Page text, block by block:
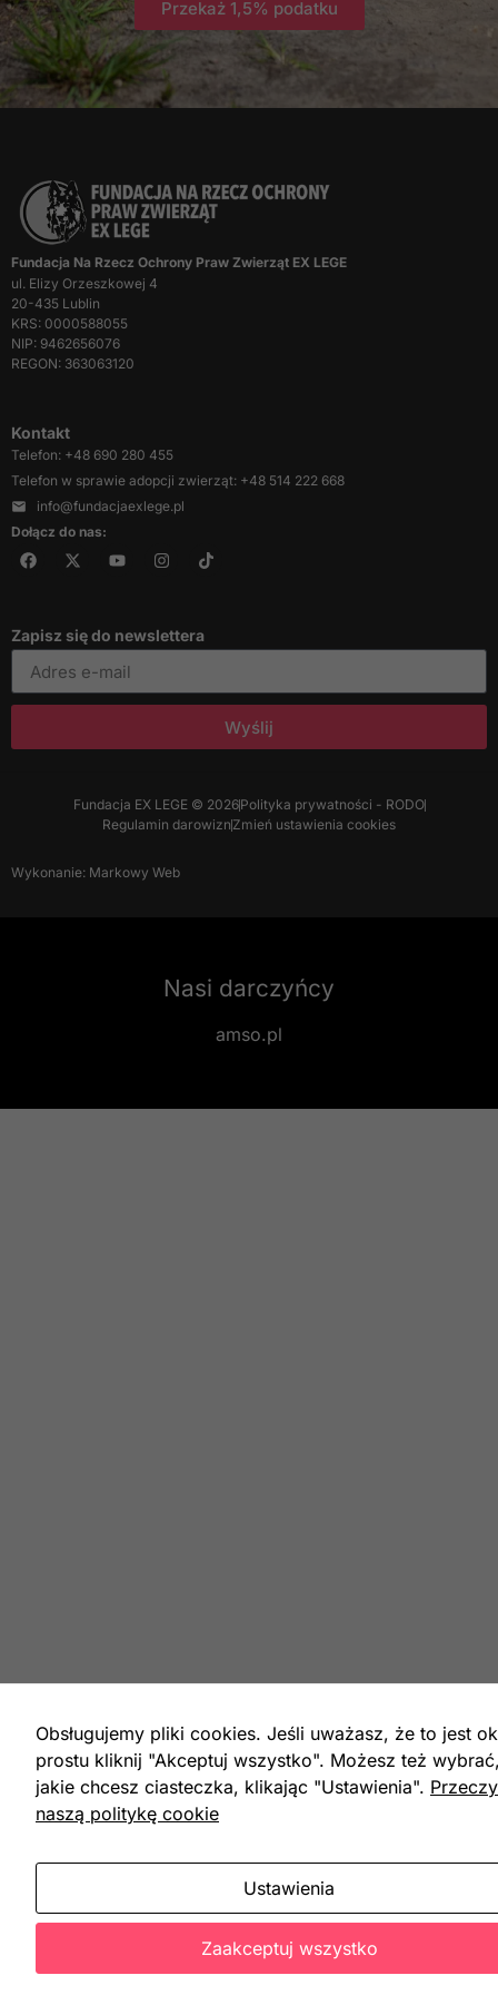
Przekaż 1,5% podatku
Fundacja Na Rzecz Ochrony Praw Zwierząt EX LEGE
ul. Elizy Orzeszkowej 4
20-435 Lublin
KRS: 0000588055
NIP: 9462656076
REGON: 363063120
Kontakt
Telefon: +48 690 280 455
Telefon w sprawie adopcji zwierząt: +48 514 222 668
info@fundacjaexlege.pl
Dołącz do nas:
Zapisz się do newslettera
Wyślij
Fundacja EX LEGE © 2026Polityka prywatności - RODO
Regulamin darowizn Zmień ustawienia cookies
Wykonanie: Markowy Web
Obsługujemy pliki cookies. Jeśli uważasz, że to jest
prostu kliknij "Akceptuj wszystko". Możesz też
jakie chcesz ciasteczka, klikając "Ustawienia".
naszą politykę cookie
Ustawienia
Zaakceptuj wszystko
działała jak
najlepiej podczas
przejścia na nią.
internetowej.
Marketing
spersonalizowanych
Nasi darczyńcy
amso.pl